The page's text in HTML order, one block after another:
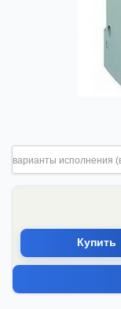
варианты исполнения
Купить